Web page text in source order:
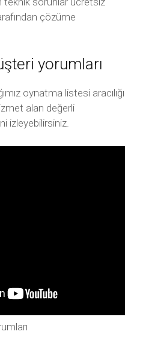
çözüme
yorumları
oynatma listesi aracılığı
alan değerli
izleyebilirsiniz.